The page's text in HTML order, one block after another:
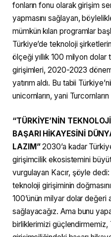
fonların fonu olarak girişim
yapmasını sağlayan,
mümkün kılan programlar
Türkiye’de teknoloji
ölçeği yıllık 100 milyon dolar
girişimleri, 2020-2023
yatırım aldı. Bu tabii
unicornların, yani Turcornların
“TÜRKİYE’NİN
BAŞARI HİKAYESİNİ
LAZIM”2030’a kadar
girişimcilik ekosistemini
vurgulayan Kacır, şöyle
teknoloji girişiminin
100’ünün milyar dolar değeri
sağlayacağız. Ama bunu
birliklerimizi güçlendirmemiz,